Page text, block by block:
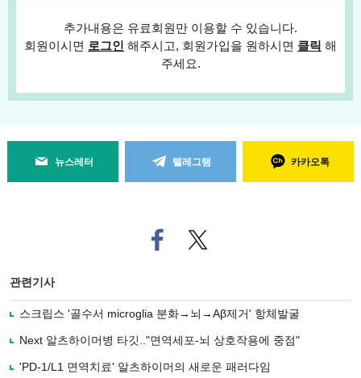
추가내용은 유료회원만 이용할 수 있습니다.
회원이시면 로그인 해주시고, 회원가입을 원하시면 클릭 해
주세요.
뉴스레터 텔레그램 카카오톡
페
이
로
기
사
유
트위
터로
관련기사
스크립스 '골수서 microglia 분화→뇌→Aβ제거' 항체발굴
Next 알츠하이머병 타깃.."면역세포-뇌 상호작용에 중점"
'PD-1/L1 면역치료' 알츠하이머의 새로운 패러다임